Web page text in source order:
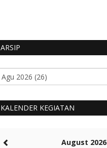
ARSIP
KALENDER KEGIATAN
August 2026